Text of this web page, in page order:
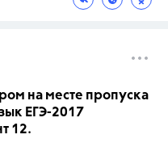
на месте пропуска
ЕГЭ-2017
12.